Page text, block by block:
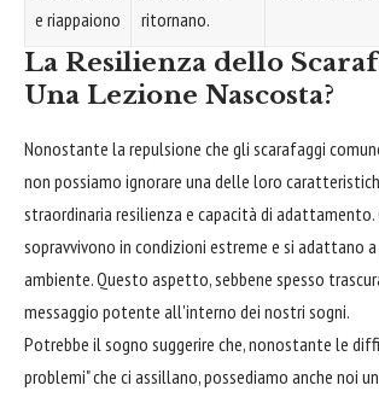
e riappaiono
ritornano.
La Resilienza dello
Una Lezione Nascosta?
Nonostante la repulsione che gli scarafaggi
non possiamo ignorare una delle loro
straordinaria resilienza e capacità di adattamento.
sopravvivono in condizioni estreme e si adattano
ambiente. Questo aspetto, sebbene spesso
messaggio potente all'interno dei nostri sogni.
Potrebbe il sogno suggerire che, nonostante le
problemi" che ci assillano, possediamo anche noi